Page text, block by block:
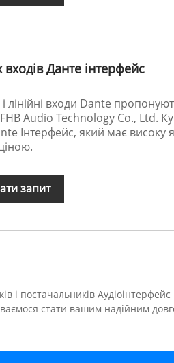
входів Данте інтерфейс
лінійні входи Dante
Audio Technology Co., Ltd.
Інтерфейс, який має високу
запит
і постачальників
стати вашим надійним